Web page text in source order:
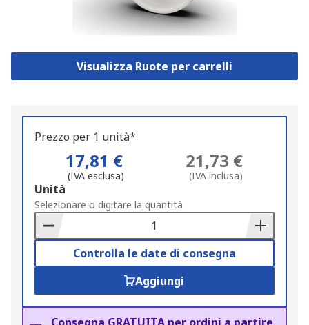
Visualizza Ruote per carrelli
Prezzo per 1 unità*
17,81 €
(IVA esclusa)
21,73 €
(IVA inclusa)
Add
to
Basket
Unità
Selezionare o digitare la quantità
Controlla le date di consegna
Aggiungi